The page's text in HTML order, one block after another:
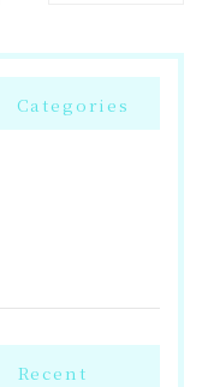
Categories
Recent